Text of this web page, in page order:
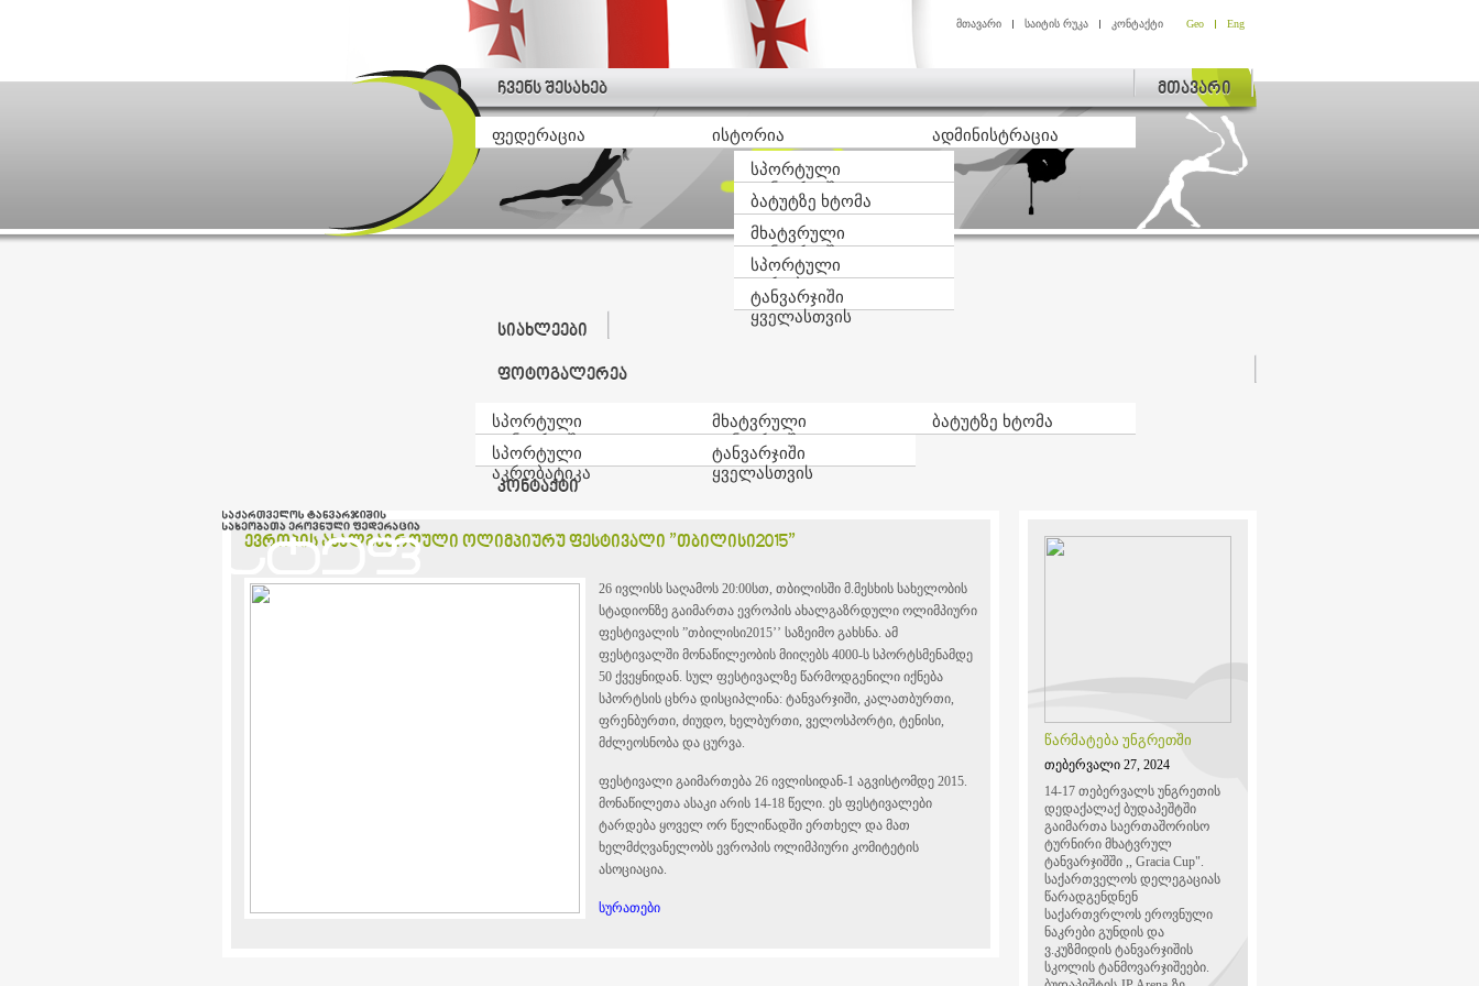
მთავარი საიტის რუკა კონტაქტი Geo Eng
ჩვენს შესახებ
ფედერაცია
ისტორია
სპორტული
ტანვარჯიში
ბატუტზე ხტომა
მხატვრული
ტანვარჯიში
სპორტული
აკრობატიკა
ტანვარჯიში
ყველასთვის
ადმინისტრაცია
მთავარი
სიახლეები
ფოტოგალერეა
სპორტული
ტანვარჯიში
მხატვრული
ტანვარჯიში
ბატუტზე ხტომა
სპორტული
აკრობატიკა
ტანვარჯიში
ყველასთვის
კონტაქტი
ევროპის ახალგაზრდული ოლიმპიურუ ფესტივალი ”თბილისი2015”
26 ივლისს საღამოს 20:00სთ, თბილისში მ.მესხის სახელობის
სტადიონზე გაიმართა ევროპის ახალგაზრდული ოლიმპიური
ფესტივალის ”თბილისი2015’’ საზეიმო გახსნა. ამ
ფესტივალში მონაწილეობის მიიღებს 4000-ს სპორტსმენამდე
50 ქვეყნიდან. სულ ფესტივალზე წარმოდგენილი იქნება
სპორტსის ცხრა დისციპლინა: ტანვარჯიში, კალათბურთი,
ფრენბურთი, ძიუდო, ხელბურთი, ველოსპორტი, ტენისი,
მძლეოსნობა და ცურვა.
ფესტივალი გაიმართება 26 ივლისიდან-1 აგვისტომდე 2015.
მონაწილეთა ასაკი არის 14-18 წელი. ეს ფესტივალები
ტარდება ყოველ ორ წელიწადში ერთხელ და მათ
ხელმძღვანელობს ევროპის ოლიმპიური კომიტეტის
ასოციაცია.
სურათები
წარმატება უნგრეთში
თებერვალი 27, 2024
14-17 თებერვალს უნგრეთის
დედაქალაქ ბუდაპეშტში
გაიმართა საერთაშორისო
ტურნირი მხატვრულ
ტანვარჯიშში ,, Gracia Cup".
საქართველოს დელეგაციას
წარადგენდნენ
საქართვრლოს ეროვნული
ნაკრები გუნდის და
ვ.კუზმიდის ტანვარჯიშის
სკოლის ტანმოვარჯიშეები.